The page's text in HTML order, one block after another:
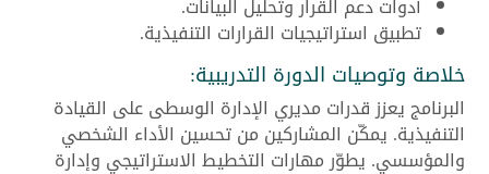
أدوات دعم القرار وتحليل البيانات.
تطبيق استراتيجيات القرارات التنفيذية.
خلاصة وتوصيات الدورة التدريبية:
البرنامج يعزز قدرات مديري الإدارة الوسطى على القيادة
التنفيذية. يمكّن المشاركين من تحسين الأداء الشخصي
والمؤسسي. يطوّر مهارات التخطيط الاستراتيجي وإدارة